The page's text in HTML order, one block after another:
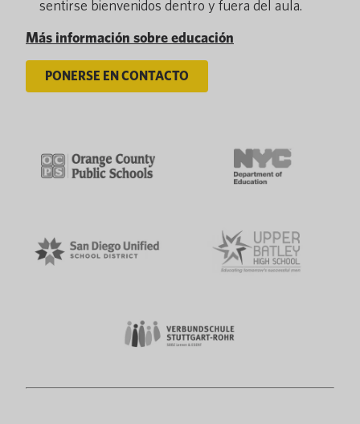
sentirse bienvenidos dentro y fuera del aula.
Más información sobre educación
PONERSE EN CONTACTO